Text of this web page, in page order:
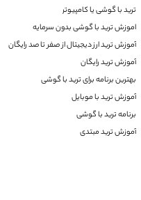
ترید با گوشی یا کامپیوتر
اموزش ترید با گوشی بدون سرمایه
آموزش ترید ارز دیجیتال از صفر تا صد رایگان
آموزش ترید رایگان
بهترین برنامه برای ترید با گوشی
آموزش ترید با موبایل
برنامه ترید با گوشی
آموزش ترید مبتدی